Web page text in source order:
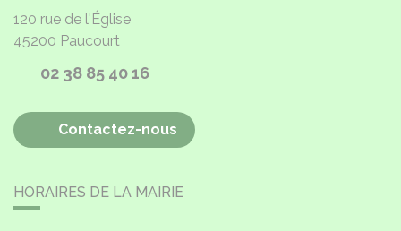
120 rue de l'Église
45200 Paucourt
02 38 85 40 16
Contactez-nous
HORAIRES DE LA MAIRIE